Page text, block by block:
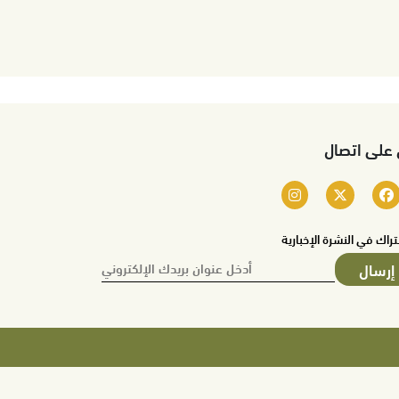
على اتصال
في النشرة الإخبارية